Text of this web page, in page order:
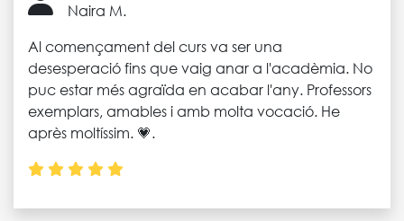
Naira M.
Al començament del curs va ser una
desesperació fins que vaig anar a l'acadèmia. No
puc estar més agraïda en acabar l'any. Professors
exemplars, amables i amb molta vocació. He
après moltíssim. 💗.